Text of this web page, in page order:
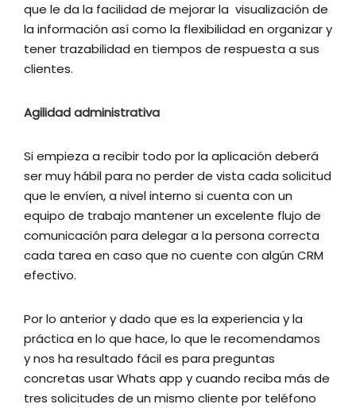
que le da la facilidad de mejorar la visualización de
la información así como la flexibilidad en organizar y
tener trazabilidad en tiempos de respuesta a sus
clientes.
Agilidad administrativa
Si empieza a recibir todo por la aplicación deberá
ser muy hábil para no perder de vista cada solicitud
que le envíen, a nivel interno si cuenta con un
equipo de trabajo mantener un excelente flujo de
comunicación para delegar a la persona correcta
cada tarea en caso que no cuente con algún CRM
efectivo.
Por lo anterior y dado que es la experiencia y la
práctica en lo que hace, lo que le recomendamos
y nos ha resultado fácil es para preguntas
concretas usar Whats app y cuando reciba más de
tres solicitudes de un mismo cliente por teléfono